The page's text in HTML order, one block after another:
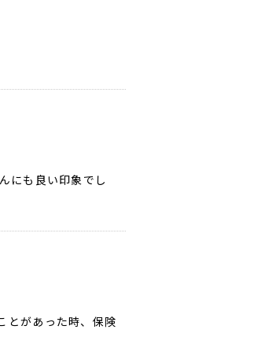
にも良い印象でし
とがあった時、保険